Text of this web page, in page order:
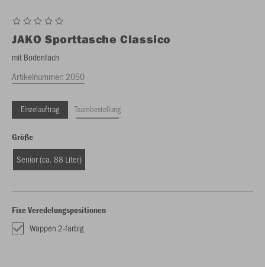
JAKO Sporttasche Classico
mit Bodenfach
Artikelnummer: 2050
Einzelauftrag Teambestellung
Größe
Senior (ca. 88 Liter)
Fixe Veredelungspositionen
Wappen 2-farbig